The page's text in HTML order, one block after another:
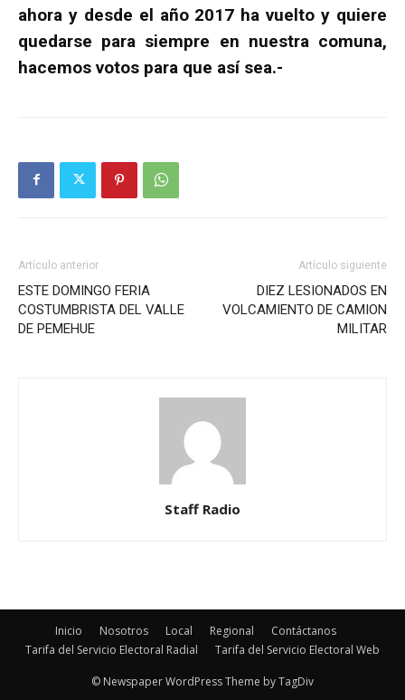
ahora y desde el año 2017 ha vuelto y quiere
quedarse para siempre en nuestra comuna,
hacemos votos para que así sea.-
Artículo anterior
ESTE DOMINGO FERIA
COSTUMBRISTA DEL VALLE
DE PEMEHUE
Artículo siguiente
DIEZ LESIONADOS EN
VOLCAMIENTO DE CAMION
MILITAR
Staff Radio
Inicio Nosotros Local Regional
Contáctanos
Tarifa del Servicio Electoral Radial
Tarifa del Servicio Electoral Web
© Newspaper WordPress Theme by TagDiv